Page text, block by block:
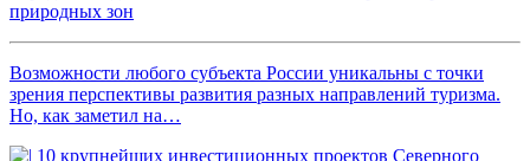
природных зон
Возможности любого субъекта России уникальны с точки
зрения перспективы развития разных направлений туризма.
Но, как заметил на…